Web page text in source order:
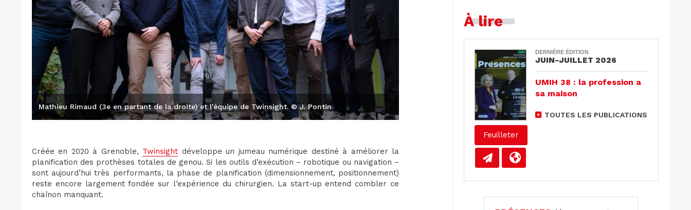
Mathieu Rimaud (3e en partant de la droite) et l'équipe de Twinsight. © J. Pontin
Créée en 2020 à Grenoble, Twinsight développe un jumeau numérique destiné à améliorer la
planification des prothèses totales de genou. Si les outils d’exécution – robotique ou navigation –
sont aujourd’hui très performants, la phase de planification (dimensionnement, positionnement)
reste encore largement fondée sur l’expérience du chirurgien. La start-up entend combler ce
chaînon manquant.
À lire
Feuilleter
DERNIÈRE ÉDITION
JUIN-JUILLET 2026
UMIH 38 : la profession a
sa maison
TOUTES LES PUBLICATIONS